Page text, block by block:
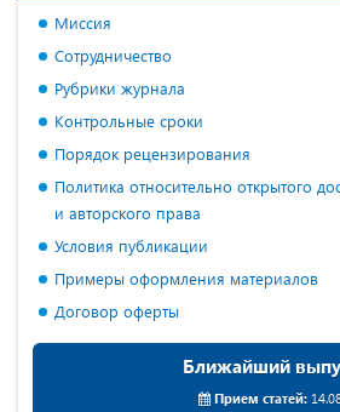
Миссия
Сотрудничество
Рубрики журнала
Контрольные сроки
Порядок рецензирования
Политика относительно открытого
и авторского права
Условия публикации
Примеры оформления материалов
Договор оферты
Ближайший
Прием статей: